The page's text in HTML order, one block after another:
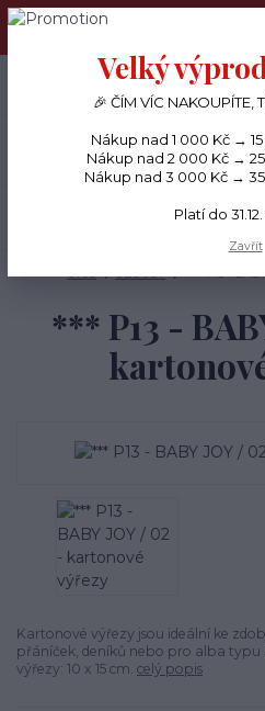
PŘÁNÍČKA a PAPÍROVÉ DÁRKY
+420 734 380 930
(Po-Ne, 8-20 hod.)
*** P13 -
Kartonové výřezy jsou ideální ke
přáníček, deníků nebo pro alba typu
výřezy: 10 x 15 cm. celý popis
Velký
🎉 ČÍM VÍC NAKOUPÍTE,
Nákup nad 1 000 Kč →
Nákup nad 2 000 Kč →
Nákup nad 3 000 Kč →
Platí do
Zavřít